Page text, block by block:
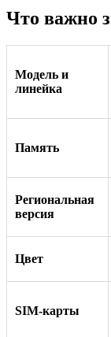
Что важно
Модель и
линейка
Память
Региональная
версия
Цвет
SIM-карты